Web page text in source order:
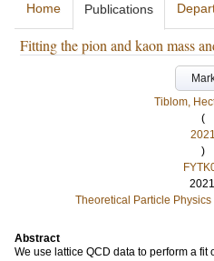
Home Publications
Fitting the pion and kaon mass
Tiblom,
(
2021
)
Theoretical Particle
Abstract
We use lattice QCD data to perform a fit